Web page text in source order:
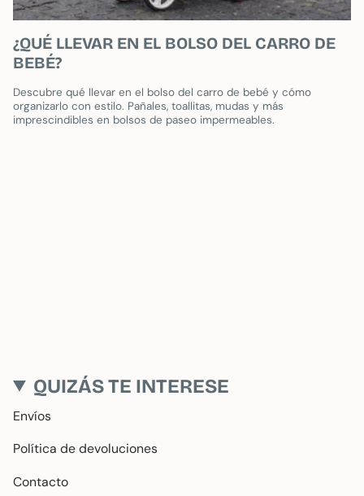
¿QUÉ LLEVAR EN EL BOLSO DEL CARRO DE
BEBÉ?
Descubre qué llevar en el bolso del carro de bebé y cómo
organizarlo con estilo. Pañales, toallitas, mudas y más
imprescindibles en bolsos de paseo impermeables.
QUIZÁS TE INTERESE
Envíos
Política de devoluciones
Contacto